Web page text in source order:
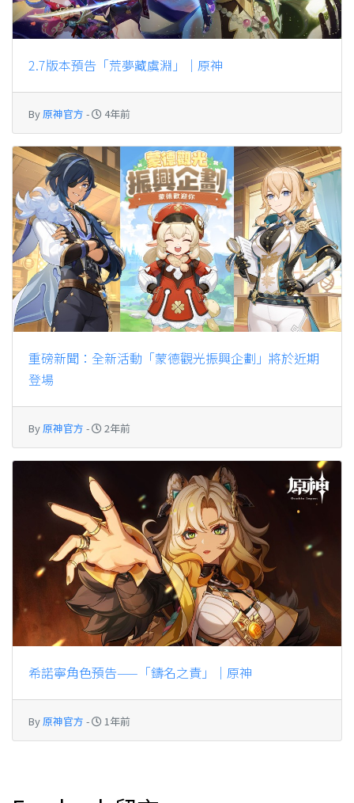
2.7版本預告「荒夢藏虞淵」｜原神
By原神官方 - 4年前
重磅新聞：全新活動「蒙德觀光振興企劃」將於近期
登場
By原神官方 - 2年前
希諾寧角色預告——「鑄名之責」｜原神
By原神官方 - 1年前